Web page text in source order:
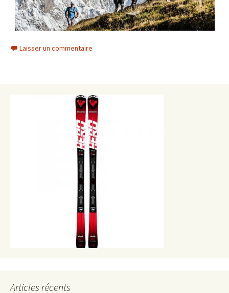
Laisser un commentaire
Articles récents